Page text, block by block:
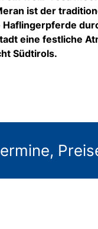
ist der
eine festliche
Südtirols.